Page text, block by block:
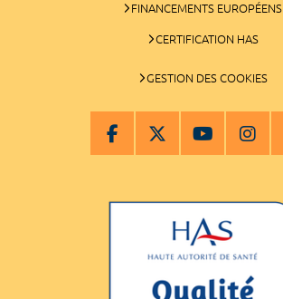
FINANCEMENTS EUROPÉENS
CERTIFICATION HAS
GESTION DES COOKIES